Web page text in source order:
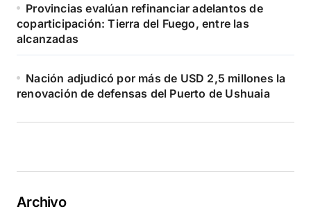
Provincias evalúan refinanciar adelantos de
coparticipación: Tierra del Fuego, entre las
alcanzadas
Nación adjudicó por más de USD 2,5 millones la
renovación de defensas del Puerto de Ushuaia
Archivo